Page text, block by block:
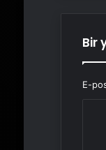
Bir
E-